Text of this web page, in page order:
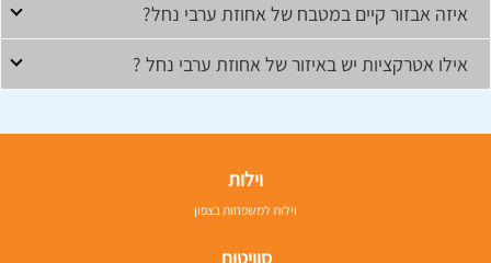
איזה אבזור קיים במטבח של אחוזת ערבי נחל?
אילו אטרקציות יש באיזור של אחוזת ערבי נחל ?
וילות
וילות למשפחות בצפון